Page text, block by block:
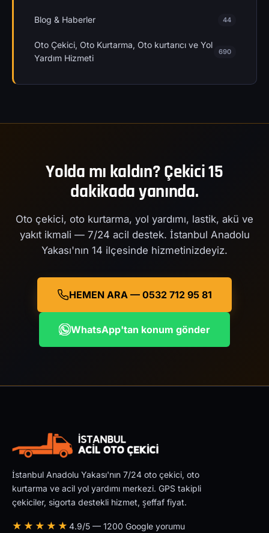
Blog & Haberler 44
Oto Çekici, Oto Kurtarma, Oto kurtarıcı ve Yol
Yardım Hizmeti
690
Yolda mı kaldın? Çekici 15
dakikada yanında.
Oto çekici, oto kurtarma, yol yardımı, lastik, akü ve
yakıt ikmali — 7/24 acil destek. İstanbul Anadolu
Yakası'nın 14 ilçesinde hizmetinizdeyiz.
HEMEN ARA — 0532 712 95 81
WhatsApp'tan konum gönder
İstanbul Anadolu Yakası'nın 7/24 oto çekici, oto
kurtarma ve acil yol yardımı merkezi. GPS takipli
çekiciler, sigorta destekli hizmet, şeffaf fiyat.
★★★★★ 4.9/5 — 1200 Google yorumu